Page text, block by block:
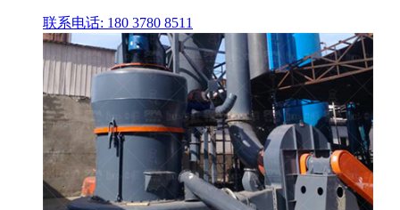
联系电话: 180 3780 8511